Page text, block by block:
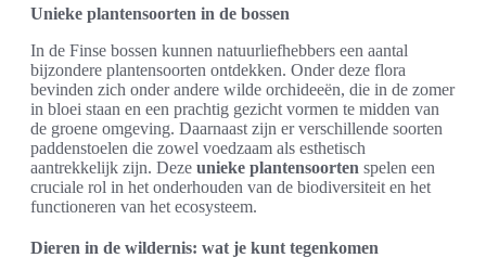
Unieke plantensoorten in de bossen
In de Finse bossen kunnen natuurliefhebbers een aantal
bijzondere plantensoorten ontdekken. Onder deze flora
bevinden zich onder andere wilde orchideeën, die in de zomer
in bloei staan en een prachtig gezicht vormen te midden van
de groene omgeving. Daarnaast zijn er verschillende soorten
paddenstoelen die zowel voedzaam als esthetisch
aantrekkelijk zijn. Deze unieke plantensoorten spelen een
cruciale rol in het onderhouden van de biodiversiteit en het
functioneren van het ecosysteem.
Dieren in de wildernis: wat je kunt tegenkomen